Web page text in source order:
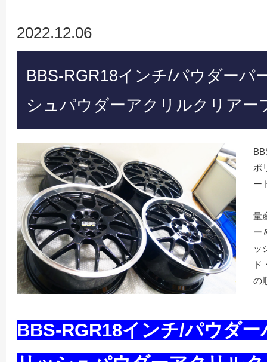
2022.12.06
BBS-RGR18インチ/パウダーパ
シュパウダーアクリルクリアー
ポ
ー
量
ー
ッ
ド
の
BBS-RGR18インチ/パウダ